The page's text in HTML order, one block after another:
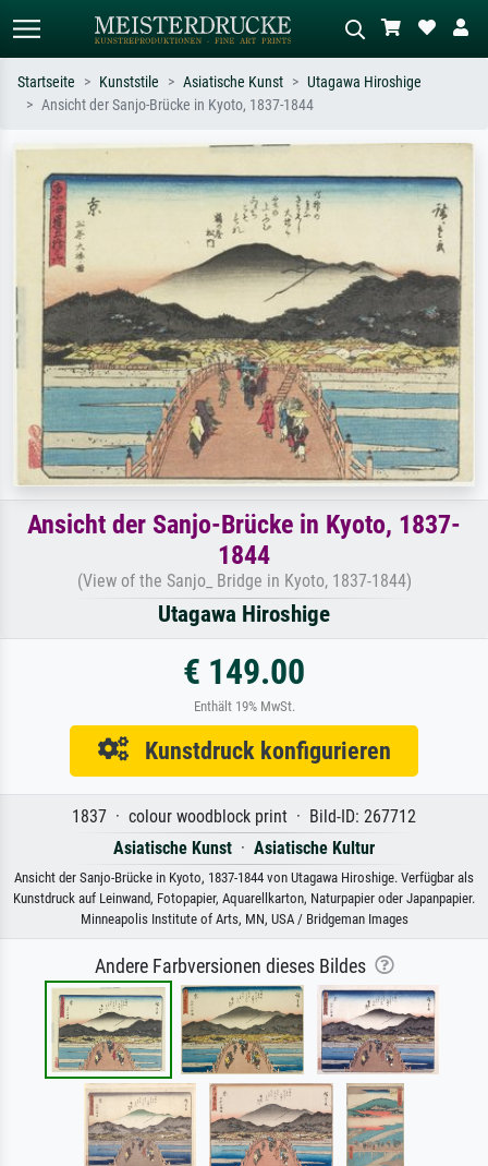
oder Stilen – z.B. Monet,
Sternennacht, Impressionismus, Welle
Wiese, Abstrakt mit viel Rot, Dunkles
Ölgemälde, Stehender Akt neben einem
Startseite Kunststile Asiatische Kunst
Utagawa Hiroshige
Ansicht der Sanjo-Brücke in Kyoto, 1837-1844
Ansicht der Sanjo-Brücke in Kyoto, 1837-
1844
(View of the Sanjo_ Bridge in Kyoto, 1837-1844)
Utagawa Hiroshige
€ 149.00
Enthält 19% MwSt.
Kunstdruck konfigurieren
1837 · colour woodblock print · Bild-ID: 267712
Asiatische Kunst · Asiatische Kultur
Ansicht der Sanjo-Brücke in Kyoto, 1837-1844 von Utagawa Hiroshige. Verfügbar als
Kunstdruck auf Leinwand, Fotopapier, Aquarellkarton, Naturpapier oder Japanpapier.
Minneapolis Institute of Arts, MN, USA / Bridgeman Images
Andere Farbversionen dieses Bildes